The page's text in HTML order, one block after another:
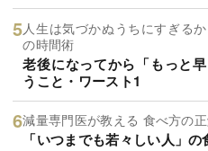
人生は気づかぬうちにすぎる
の時間術
老後になってから「もっと
うこと・ワースト1
減量専門医が教える 食べ方の
「いつまでも若々しい人」